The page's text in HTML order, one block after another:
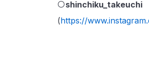
〇shinchiku_takeuchi
(https://